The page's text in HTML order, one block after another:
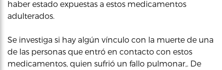
haber estado expuestas a estos medicamentos
adulterados.
Se investiga si hay algún vínculo con la muerte de una
de las personas que entró en contacto con estos
medicamentos, quien sufrió un fallo pulmonar,. De